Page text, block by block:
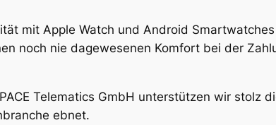
mit Apple Watch und Android
noch nie dagewesenen Komfort bei der
Telematics GmbH unterstützen wir stolz
ebnet.